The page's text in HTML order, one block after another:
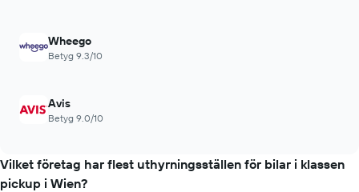
Wheego
Betyg 9.3/10
Avis
Betyg 9.0/10
Vilket företag har flest uthyrningsställen för bilar i klassen
pickup i Wien?